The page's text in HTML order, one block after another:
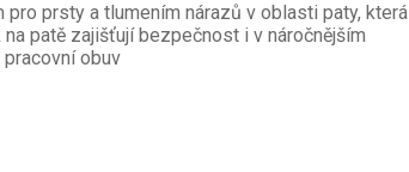
prsty a tlumením nárazů v oblasti paty, která
patě zajišťují bezpečnost i v náročnějším
obuv